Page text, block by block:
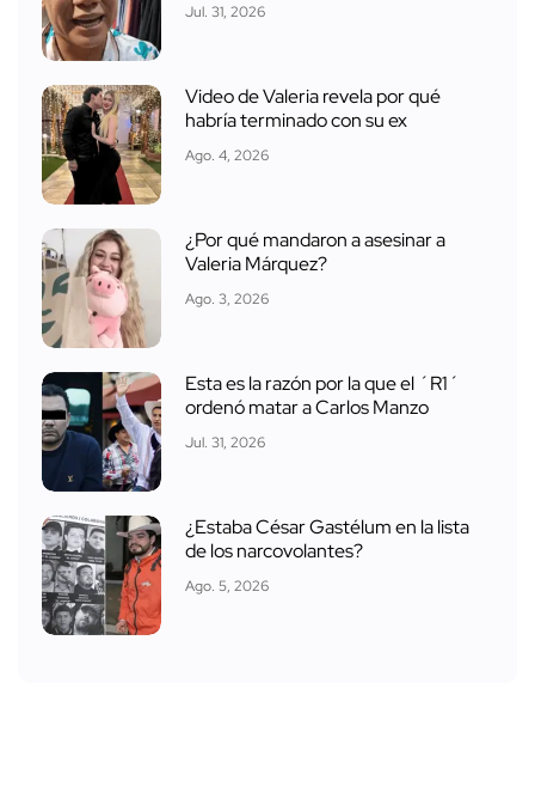
Jul. 31, 2026
Video de Valeria revela por qué
habría terminado con su ex
Ago. 4, 2026
¿Por qué mandaron a asesinar a
Valeria Márquez?
Ago. 3, 2026
Esta es la razón por la que el ´R1´
ordenó matar a Carlos Manzo
Jul. 31, 2026
¿Estaba César Gastélum en la lista
de los narcovolantes?
Ago. 5, 2026